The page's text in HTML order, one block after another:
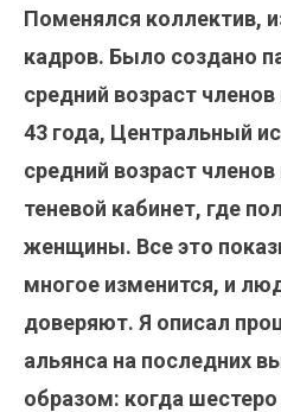
Поменялся коллектив,
кадров. Было создано
средний возраст
43 года, Центральный
средний возраст
теневой кабинет, где
женщины. Все это
многое изменится, и
доверяют. Я описал
альянса на последних
образом: когда